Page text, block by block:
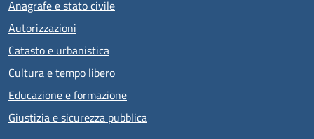
Anagrafe e stato civile
Autorizzazioni
Catasto e urbanistica
Cultura e tempo libero
Educazione e formazione
Giustizia e sicurezza pubblica